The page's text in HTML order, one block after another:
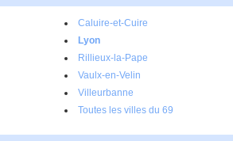
Caluire-et-Cuire
Lyon
Rillieux-la-Pape
Vaulx-en-Velin
Villeurbanne
Toutes les villes du 69